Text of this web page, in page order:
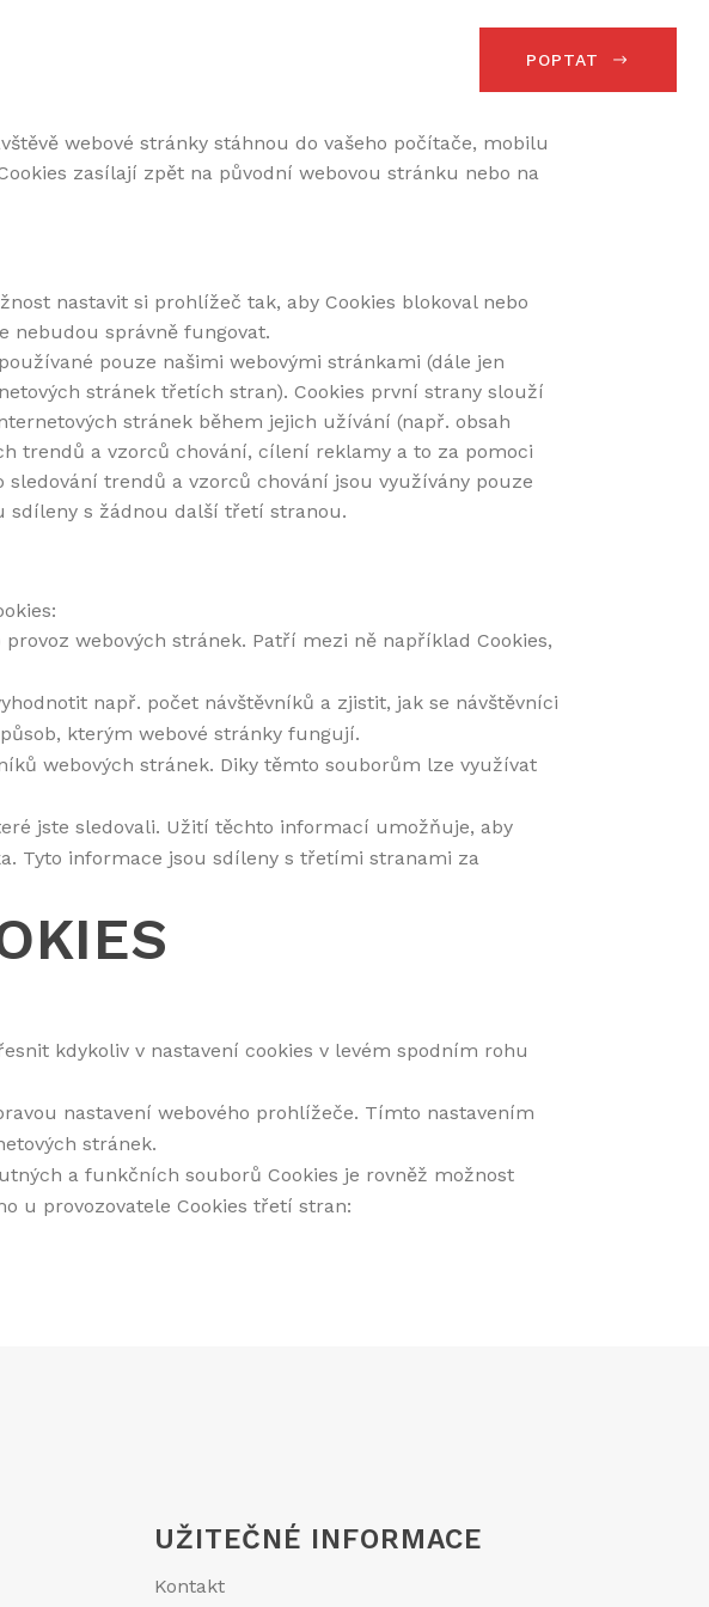
POPTAT
UŽITÍ
webové stránky stáhnou do vašeho počítače, mobilu
zasílají zpět na původní webovou stránku nebo na
nastavit si prohlížeč tak, aby Cookies blokoval nebo
nebudou správně fungovat.
pouze našimi webovými stránkami (dále jen
stránek třetích stran). Cookies první strany slouží
stránek během jejich užívání (např. obsah
trendů a vzorců chování, cílení reklamy a to za pomoci
trendů a vzorců chování jsou využívány pouze
sdíleny s žádnou další třetí stranou.
webových stránek. Patří mezi ně například Cookies,
např. počet návštěvníků a zjistit, jak se návštěvníci
kterým webové stránky fungují.
webových stránek. Diky těmto souborům lze využívat
jste sledovali. Užití těchto informací umožňuje, aby
Tyto informace jsou sdíleny s třetími stranami za
kdykoliv v nastavení cookies v levém spodním rohu
nastavení webového prohlížeče. Tímto nastavením
stránek.
a funkčních souborů Cookies je rovněž možnost
u provozovatele Cookies třetí stran:
UŽITEČNÉ INFORMACE
Kontakt